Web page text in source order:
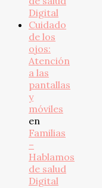
Digital
Cuidado
de los
ojos:
Atención
a las
pantallas
y
móviles
en
Familias
–
Hablamos
de salud
Digital